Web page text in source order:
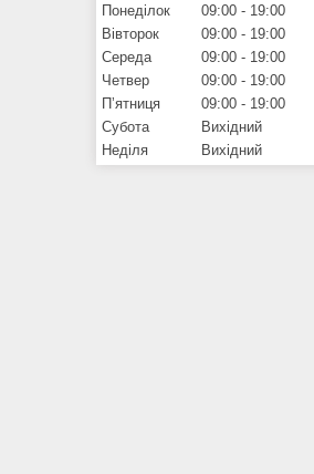
Понеділок 09:00
19:00
Вівторок
09:00
19:00
Середа
09:00
19:00
Четвер
09:00
19:00
Пʼятниця
09:00
19:00
Субота
Вихідний
Неділя
Вихідний